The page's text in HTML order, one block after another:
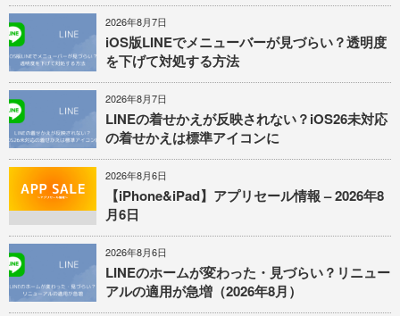
2026年8月7日
iOS版LINEでメニューバーが見づらい？透明度
を下げて対処する方法
2026年8月7日
LINEの着せかえが反映されない？iOS26未対応
の着せかえは標準アイコンに
2026年8月6日
【iPhone&iPad】アプリセール情報 – 2026年8
月6日
2026年8月6日
LINEのホームが変わった・見づらい？リニュー
アルの適用が急増（2026年8月）